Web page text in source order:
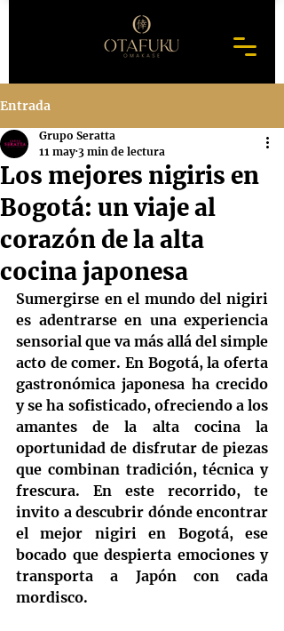
Entrada
Los mejores nigiris en
Bogotá: un viaje al
corazón de la alta
cocina japonesa
Grupo Seratta
11 may 3 min de lectura
Sumergirse en el mundo del nigiri
es adentrarse en una experiencia
sensorial que va más allá del simple
acto de comer. En Bogotá, la oferta
gastronómica japonesa ha crecido
y se ha sofisticado, ofreciendo a los
amantes de la alta cocina la
oportunidad de disfrutar de piezas
que combinan tradición, técnica y
frescura. En este recorrido, te
invito a descubrir dónde encontrar
el mejor nigiri en Bogotá, ese
bocado que despierta emociones y
transporta a Japón con cada
mordisco.